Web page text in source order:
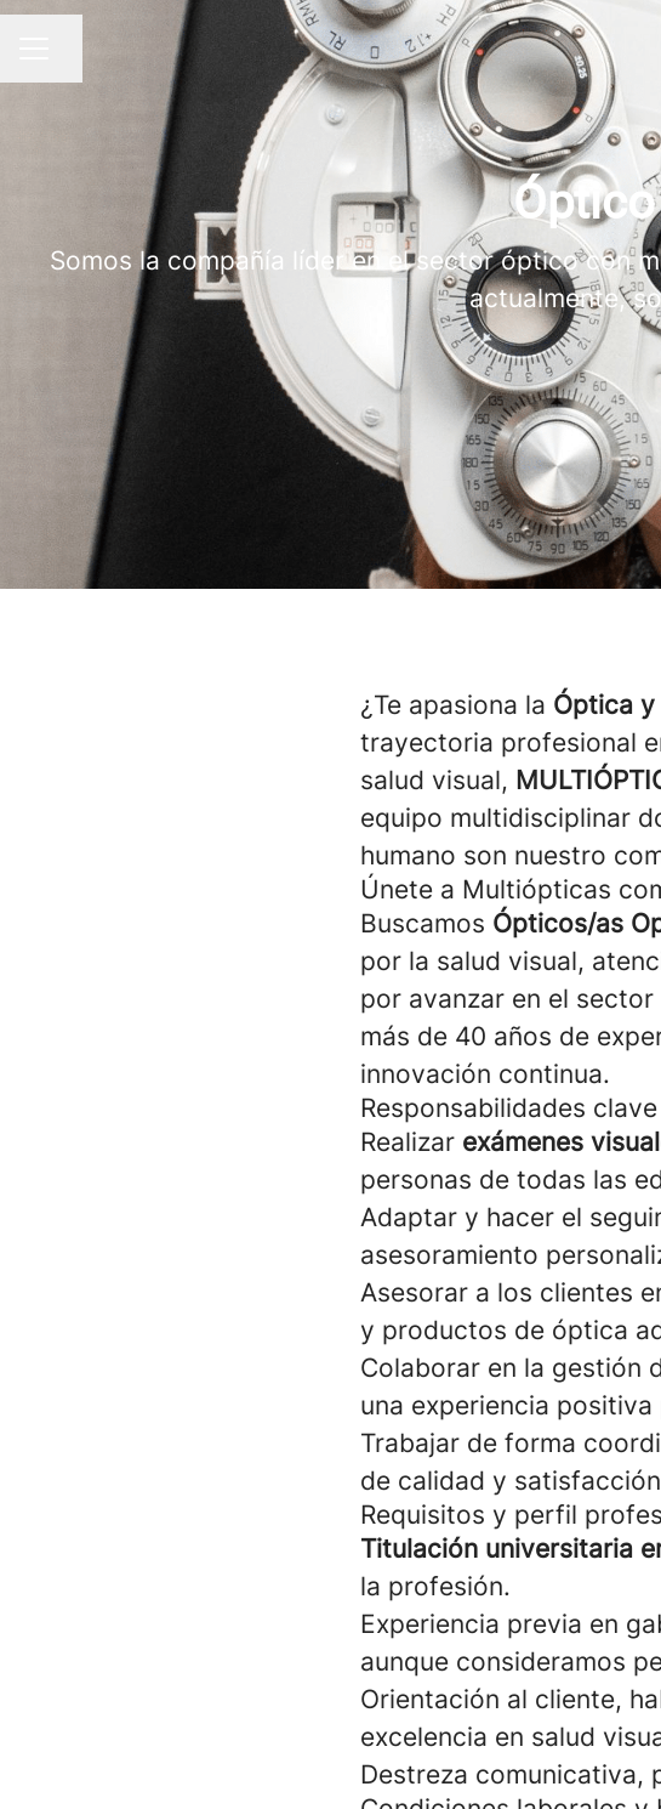
MENÚ DE EMPLEO
Compartir página
Somos la compañía líder en el sector óptico con
actualmente,
¿Te apasiona la Óptica
trayectoria profesional
salud visual,
equipo multidisciplinar
humano son nuestro
Únete a Multiópticas
Buscamos Ópticos/as
por la salud visual,
por avanzar en el
más de 40 años de
innovación continua.
Responsabilidades
Realizar exámenes
personas de todas las
Adaptar y hacer el
asesoramiento
Asesorar a los clientes
y productos de óptica
Colaborar en la gestión
una experiencia
Trabajar de forma
de calidad y
Requisitos y perfil
Titulación universitaria
la profesión.
Experiencia previa en
aunque consideramos
Orientación al cliente,
excelencia en salud
Destreza